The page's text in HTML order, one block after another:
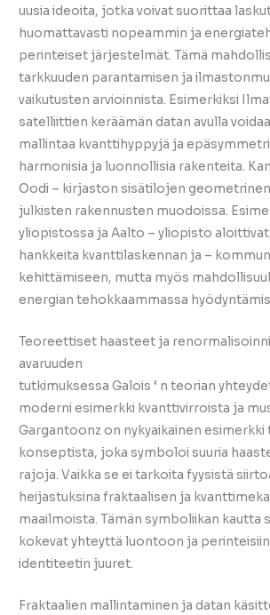
uusia ideoita, jotka voivat suorittaa
huomattavasti nopeammin ja
perinteiset järjestelmät. Tämä
tarkkuuden parantamisen ja
vaikutusten arvioinnista. Esimerkiksi
satelliittien keräämän datan avulla
mallintaa kvanttihyppyjä ja
harmonisia ja luonnollisia rakenteita.
Oodi – kirjaston sisätilojen
julkisten rakennusten muodoissa.
yliopistossa ja Aalto – yliopisto
hankkeita kvanttilaskennan ja –
kehittämiseen, mutta myös
energian tehokkaammassa
Teoreettiset haasteet ja
avaruuden
tutkimuksessa Galois ‘ n teorian
moderni esimerkki kvanttivirroista ja
Gargantoonz on nykyaikainen
konseptista, joka symboloi suuria
rajoja. Vaikka se ei tarkoita fyysistä
heijastuksina fraktaalisen ja
maailmoista. Tämän symboliikan kautta
kokevat yhteyttä luontoon ja
identiteetin juuret.
Fraktaalien mallintaminen ja datan